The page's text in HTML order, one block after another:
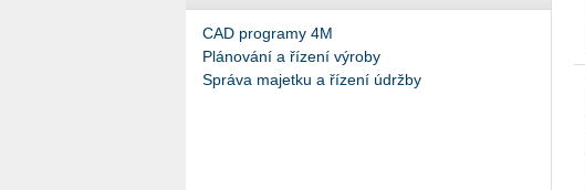
CAD programy 4M
Plánování a řízení výroby
Správa majetku a řízení údržby